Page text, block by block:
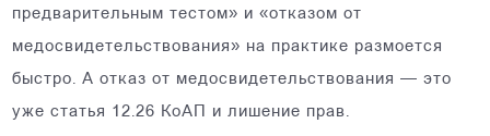
предварительным тестом» и «отказом от
медосвидетельствования» на практике размоется
быстро. А отказ от медосвидетельствования — это
уже статья 12.26 КоАП и лишение прав.